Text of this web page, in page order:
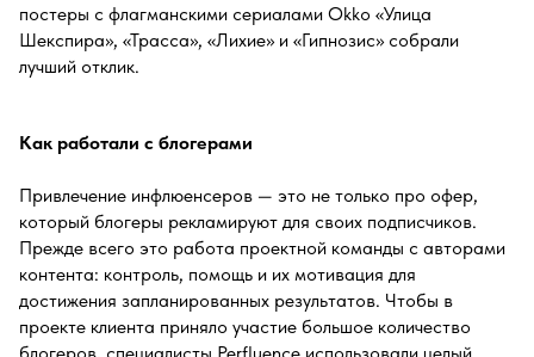
постеры с флагманскими сериалами Okko «Улица
Шекспира», «Трасса», «Лихие» и «Гипнозис» собрали
лучший отклик.
Как работали с блогерами
Привлечение инфлюенсеров — это не только про офер,
который блогеры рекламируют для своих подписчиков.
Прежде всего это работа проектной команды с авторами
контента: контроль, помощь и их мотивация для
достижения запланированных результатов. Чтобы в
проекте клиента приняло участие большое количество
блогеров, специалисты Perfluence использовали целый